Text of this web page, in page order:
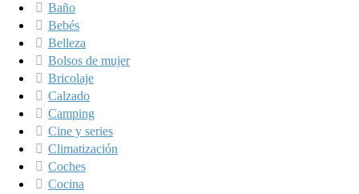
Baño
Bebés
Belleza
Bolsos de mujer
Bricolaje
Calzado
Camping
Cine y series
Climatización
Coches
Cocina